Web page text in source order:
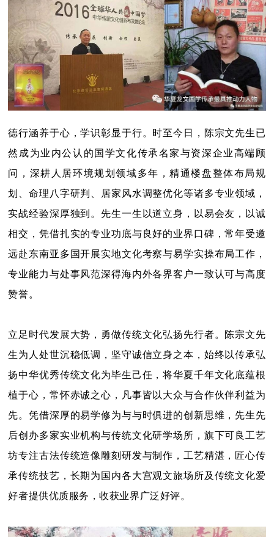
德行涵养于心，学识彰显于行。时至今日，陈宗文先生已
然成为业内公认的国学文化传承名家与资深企业高端顾
问，深耕人居环境规划领域多年，精通楼盘整体布局规
划、命理八字研判、居家风水调整优化等诸多专业领域，
实战经验深厚独到。先生一生以道立身，以易会友，以诚
相交，凭借扎实的专业功底与良好的业界口碑，常年受邀
远赴东南亚多国开展实地文化考察与易学实操布局工作，
专业能力与处事风范深得海内外各界客户一致认可与高度
赞誉。
立足时代发展大势，勇做传统文化弘扬先行者。陈宗文先
生为人处世沉稳低调，坚守诚信立身之本，始终以传承弘
扬中华优秀传统文化为毕生己任，将华夏千年文化底蕴根
植于心，常怀赤诚之心，凡事皆以大众与合作伙伴利益为
先。凭借深厚的易学修为与与时俱进的创新思维，先生先
后创办多家实业机构与传统文化研学场所，旗下可良工艺
坊专注古法传统造像雕刻研发与制作，工艺精湛，匠心传
承传统技艺，长期为国内各大宫观文旅场所及传统文化爱
好者提供优质服务，收获业界广泛好评。